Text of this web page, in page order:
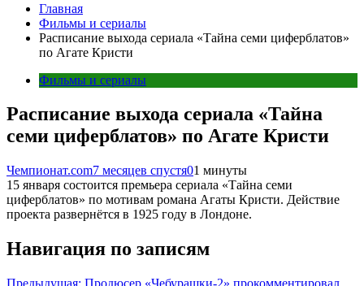
Главная
Фильмы и сериалы
Расписание выхода сериала «Тайна семи циферблатов»
по Агате Кристи
Фильмы и сериалы
Расписание выхода сериала «Тайна
семи циферблатов» по Агате Кристи
Чемпионат.com7 месяцев спустя01 минуты
15 января состоится премьера сериала «Тайна семи
циферблатов» по мотивам романа Агаты Кристи. Действие
проекта развернётся в 1925 году в Лондоне.
Навигация по записям